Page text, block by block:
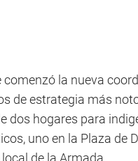
comenzó la nueva
de estrategia más
dos hogares para
uno en la Plaza de
de la Armada.